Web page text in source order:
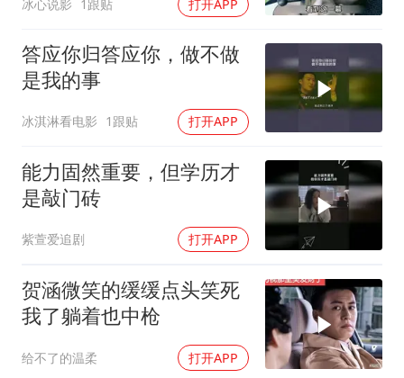
薛之谦杭州站演唱会取消
习近平心系体育强国建设
冰心说影 1跟贴 打开APP
答应你归答应你，做不做
是我的事
冰淇淋看电影 1跟贴 打开APP
能力固然重要，但学历才
是敲门砖
紫萱爱追剧 打开APP
贺涵微笑的缓缓点头笑死
我了躺着也中枪
给不了的温柔 打开APP